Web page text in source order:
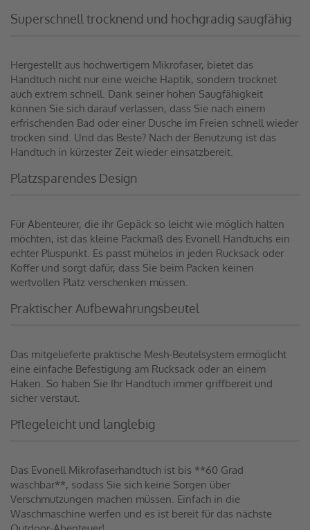
Superschnell trocknend und hochgradig saugfähig
Hergestellt aus hochwertigem Mikrofaser, bietet das
Handtuch nicht nur eine weiche Haptik, sondern trocknet
auch extrem schnell. Dank seiner hohen Saugfähigkeit
können Sie sich darauf verlassen, dass Sie nach einem
erfrischenden Bad oder einer Dusche im Freien schnell wieder
trocken sind. Und das Beste? Nach der Benutzung ist das
Handtuch in kürzester Zeit wieder einsatzbereit.
Platzsparendes Design
Für Abenteurer, die ihr Gepäck so leicht wie möglich halten
möchten, ist das kleine Packmaß des Evonell Handtuchs ein
echter Pluspunkt. Es passt mühelos in jeden Rucksack oder
Koffer und sorgt dafür, dass Sie beim Packen keinen
wertvollen Platz verschenken müssen.
Praktischer Aufbewahrungsbeutel
Das mitgelieferte praktische Mesh-Beutelsystem ermöglicht
eine einfache Befestigung am Rucksack oder an einem
Haken. So haben Sie Ihr Handtuch immer griffbereit und
sicher verstaut.
Pflegeleicht und langlebig
Das Evonell Mikrofaserhandtuch ist bis **60 Grad
waschbar**, sodass Sie sich keine Sorgen über
Verschmutzungen machen müssen. Einfach in die
Waschmaschine werfen und es ist bereit für das nächste